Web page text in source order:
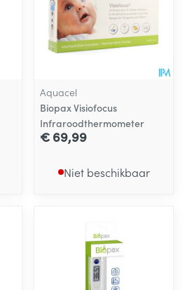
Aquacel
Biopax Visiofocus
Infraroodthermometer
€ 69,99
Niet beschikbaar